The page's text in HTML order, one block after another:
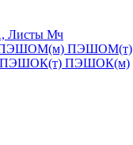
Листы Мч
ПЭШОМ(м) ПЭШОМ(т)
ПЭШОК(т) ПЭШОК(м)